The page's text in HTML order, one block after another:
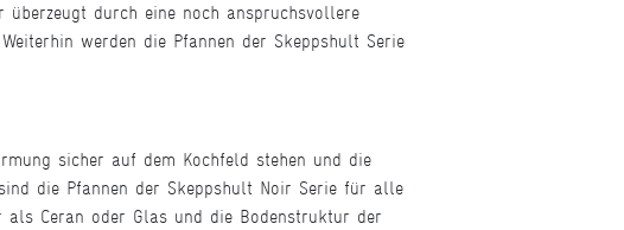
überzeugt durch eine noch anspruchsvollere
werden die Pfannen der Skeppshult Serie
sicher auf dem Kochfeld stehen und die
die Pfannen der Skeppshult Noir Serie für alle
als Ceran oder Glas und die Bodenstruktur der